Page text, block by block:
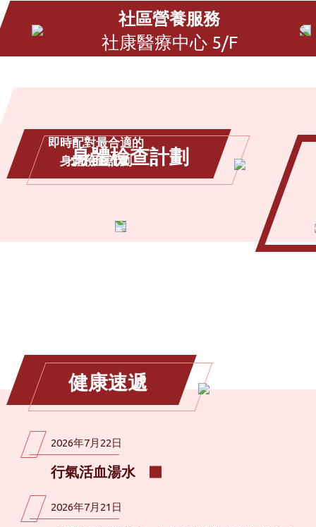
社區營養服務
社康醫療中心 5/F
身體檢查計劃
即時配對最合適的
身體檢查計劃
健康速遞
2026年7月22日
行氣活血湯水
2026年7月21日